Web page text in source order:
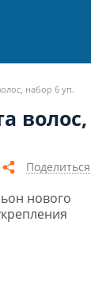
набор 6 уп.
волос,
Поделиться
нового